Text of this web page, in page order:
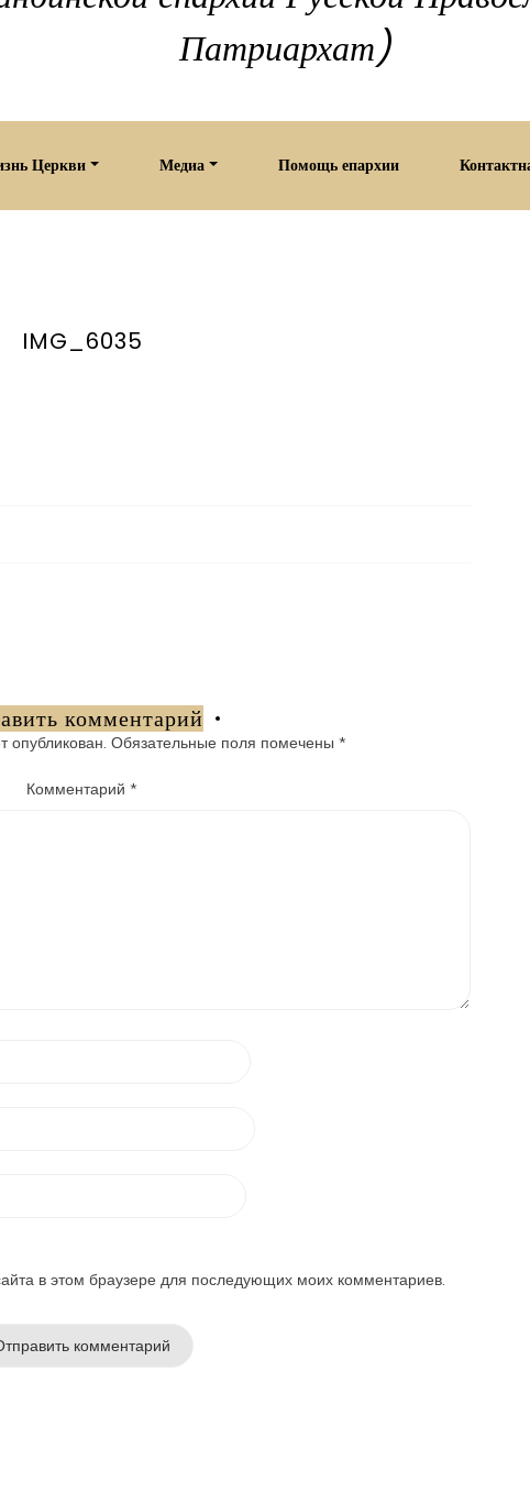
Патриархат)
Церкви Медиа Помощь епархии
IMG_6035
комментарий
опубликован. Обязательные поля помечены *
Комментарий*
в этом браузере для последующих моих комментариев.